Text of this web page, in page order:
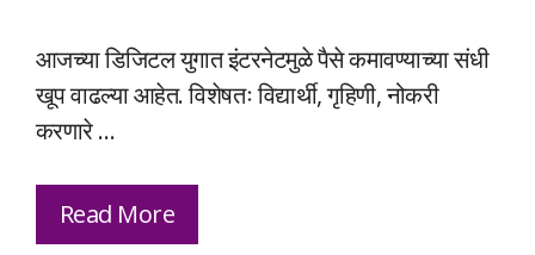
आजच्या डिजिटल युगात इंटरनेटमुळे पैसे कमावण्याच्या संधी
खूप वाढल्या आहेत. विशेषतः विद्यार्थी, गृहिणी, नोकरी
करणारे …
Read More